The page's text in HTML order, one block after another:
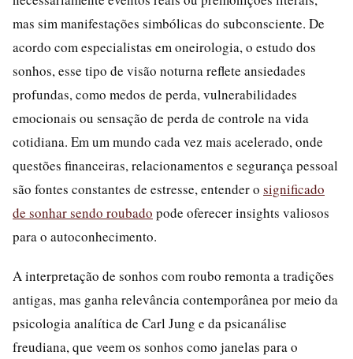
mas sim manifestações simbólicas do subconsciente. De
acordo com especialistas em oneirologia, o estudo dos
sonhos, esse tipo de visão noturna reflete ansiedades
profundas, como medos de perda, vulnerabilidades
emocionais ou sensação de perda de controle na vida
cotidiana. Em um mundo cada vez mais acelerado, onde
questões financeiras, relacionamentos e segurança pessoal
são fontes constantes de estresse, entender o significado
de sonhar sendo roubado pode oferecer insights valiosos
para o autoconhecimento.
A interpretação de sonhos com roubo remonta a tradições
antigas, mas ganha relevância contemporânea por meio da
psicologia analítica de Carl Jung e da psicanálise
freudiana, que veem os sonhos como janelas para o